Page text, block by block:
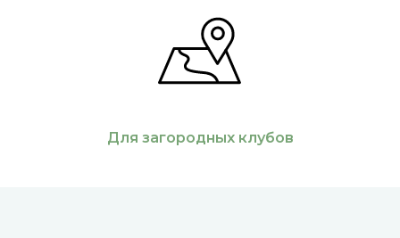
Для загородных клубов